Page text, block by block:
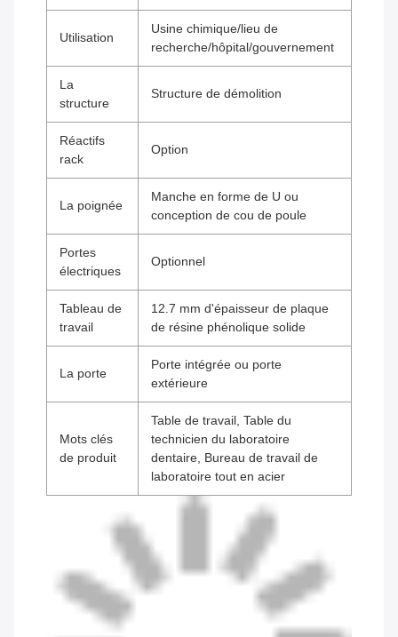
Utilisation
Usine chimique/lieu de
recherche/hôpital/gouvernement
La
structure
Structure de démolition
Réactifs
rack
Option
La poignée
Manche en forme de U ou
conception de cou de poule
Portes
électriques
Optionnel
Tableau de
travail
12.7 mm d'épaisseur de plaque
de résine phénolique solide
La porte
Porte intégrée ou porte
extérieure
Mots clés
de produit
Table de travail, Table du
technicien du laboratoire
dentaire, Bureau de travail de
laboratoire tout en acier